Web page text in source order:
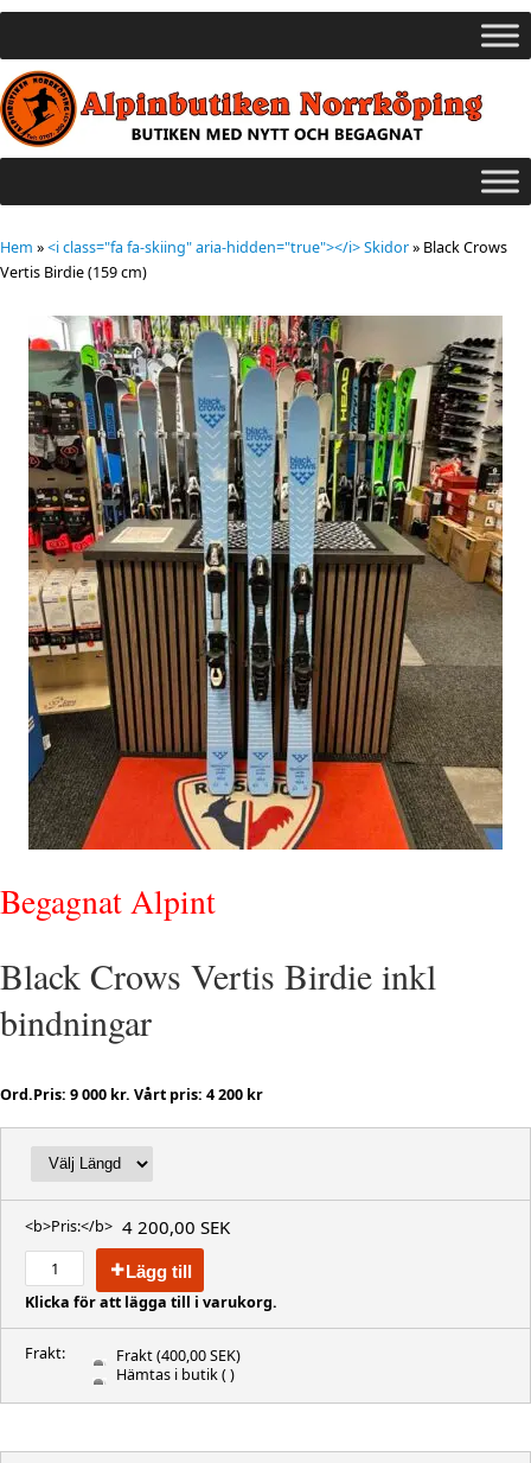
Hem »<i class="fa fa-skiing" aria-hidden="true"></i> Skidor» Black Crows
Vertis Birdie (159 cm)
Begagnat Alpint
Black Crows Vertis Birdie inkl
bindningar
Ord.Pris: 9 000 kr. Vårt pris: 4 200 kr
<b>Pris:</b> 4 200,00 SEK
Lägg till
Klicka för att lägga till i varukorg.
Frakt: Frakt(400,00 SEK)
Hämtas i butik( )